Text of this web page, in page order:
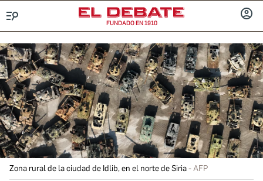
FUNDADO EN 1910
Zona rural de la ciudad de Idlib, en el norte de Siria AFP